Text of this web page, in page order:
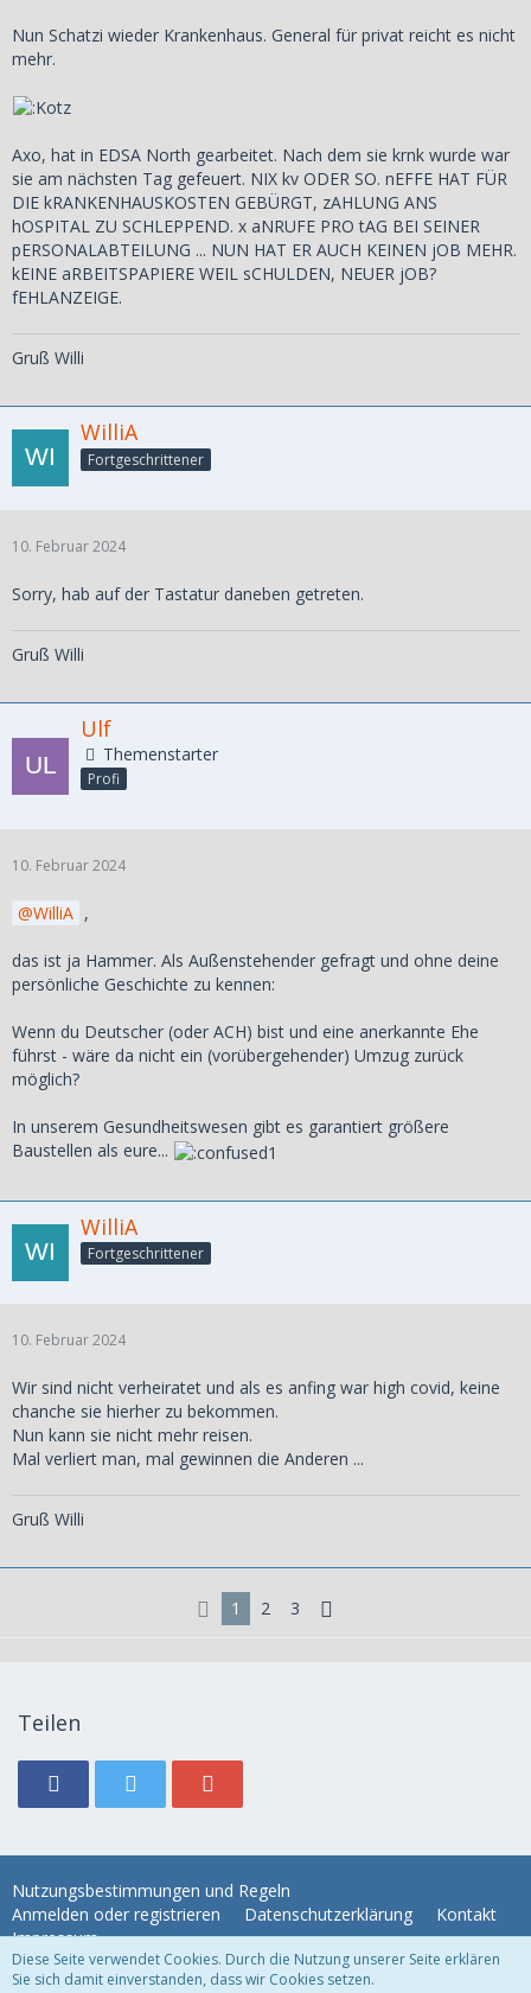
Nun Schatzi wieder Krankenhaus. General für privat reicht es nicht
mehr.
Axo, hat in EDSA North gearbeitet. Nach dem sie krnk wurde war
sie am nächsten Tag gefeuert. NIX kv ODER SO. nEFFE HAT FÜR
DIE kRANKENHAUSKOSTEN GEBÜRGT, zAHLUNG ANS
hOSPITAL ZU SCHLEPPEND. x aNRUFE PRO tAG BEI SEINER
pERSONALABTEILUNG ... NUN HAT ER AUCH KEINEN jOB MEHR.
kEINE aRBEITSPAPIERE WEIL sCHULDEN, NEUER jOB?
fEHLANZEIGE.
Gruß Willi
WilliA
Fortgeschrittener
10. Februar 2024
Sorry, hab auf der Tastatur daneben getreten.
Gruß Willi
Ulf
Themenstarter
Profi
10. Februar 2024
WilliA ,
das ist ja Hammer. Als Außenstehender gefragt und ohne deine
persönliche Geschichte zu kennen:
Wenn du Deutscher (oder ACH) bist und eine anerkannte Ehe
führst - wäre da nicht ein (vorübergehender) Umzug zurück
möglich?
In unserem Gesundheitswesen gibt es garantiert größere
Baustellen als eure...
WilliA
Fortgeschrittener
10. Februar 2024
Wir sind nicht verheiratet und als es anfing war high covid, keine
chanche sie hierher zu bekommen.
Nun kann sie nicht mehr reisen.
Mal verliert man, mal gewinnen die Anderen ...
Gruß Willi
1 2 3
Teilen
Nutzungsbestimmungen und Regeln
Anmelden oder registrieren
Datenschutzerklärung
Kontakt
Impressum
Diese Seite verwendet Cookies. Durch die Nutzung unserer Seite erklären
Sie sich damit einverstanden, dass wir Cookies setzen.